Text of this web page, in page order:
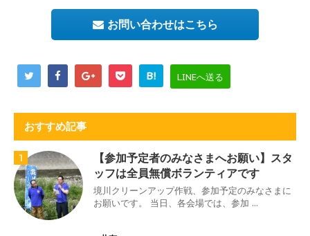
お問い合わせはこちら
B! LINEへ送る
おすすめ記事
1
【参加予定者のみなさまへお願い】スタ
ッフは全員無償ボランティアです
境川クリーンアップ作戦、参加予定のみなさまに
お願いです。 当日、各会場では、参加 ...